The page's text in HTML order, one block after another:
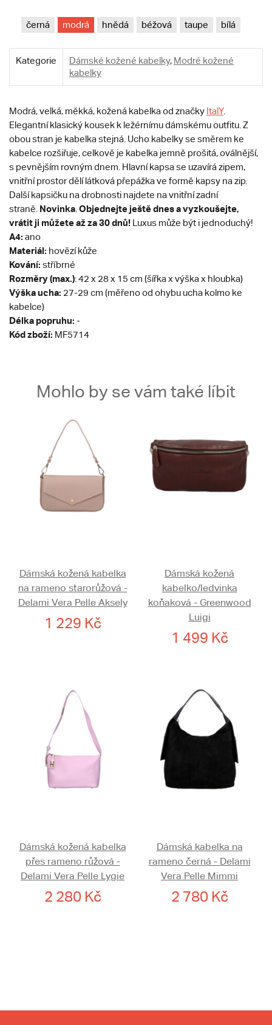
černá modrá hnědá béžová taupe bílá
Kategorie Dámské kožené kabelky, Modré kožené
kabelky
Modrá, velká, měkká, kožená kabelka od značky ItalY.
Elegantní klasický kousek k ležérnímu dámskému outfitu. Z
obou stran je kabelka stejná. Ucho kabelky se směrem ke
kabelce rozšiřuje, celkově je kabelka jemně prošitá, oválnější,
s pevnějším rovným dnem. Hlavní kapsa se uzavírá zipem,
vnitřní prostor dělí látková přepážka ve formě kapsy na zip.
Další kapsičku na drobnosti najdete na vnitřní zadní
straně. Novinka Objednejte ještě dnes a vyzkoušejte,
vrátit ji můžete až za 30 dnů! Luxus může být i jednoduchý!
A4: ano
Materiál: hovězí kůže
Kování: stříbrné
Rozměry (max.): 42 x 28 x 15 cm (šířka x výška x hloubka)
Výška ucha: 27-29 cm (měřeno od ohybu ucha kolmo ke
kabelce)
Délka popruhu: -
Kód zboží: MF5714
Mohlo by se vám také líbit
Dámská kožená kabelka
na rameno starorůžová -
Delami Vera Pelle Aksely
1 229 Kč
Dámská kožená
kabelko/ledvinka
koňaková - Greenwood
Luigi
1 499 Kč
Dámská kožená kabelka
přes rameno růžová -
Delami Vera Pelle Lygie
2 280 Kč
Dámská kabelka na
rameno černá - Delami
Vera Pelle Mimmi
2 780 Kč